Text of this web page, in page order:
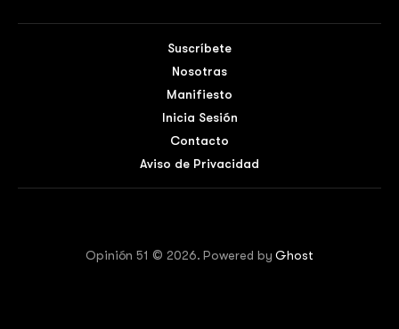
Suscríbete
Nosotras
Manifiesto
Inicia Sesión
Contacto
Aviso de Privacidad
Opinión 51 © 2026. Powered byGhost